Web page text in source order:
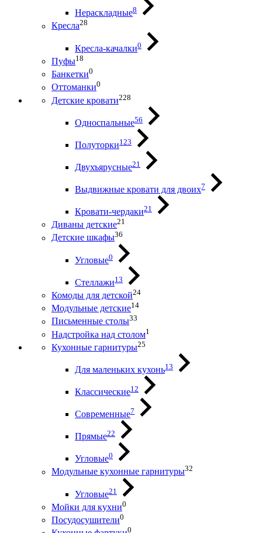
Нераскладные8
Кресла28
Кресла-качалки0
Пуфы18
Банкетки0
Оттоманки0
Детские кровати228
Односпальные56
Полуторки123
Двухъярусные21
Выдвижные кровати для двоих7
Кровати-чердаки21
Диваны детские21
Детские шкафы36
Угловые0
Стеллажи13
Комоды для детской24
Модульные детские14
Письменные столы33
Надстройка над столом1
Кухонные гарнитуры25
Для маленьких кухонь13
Классические12
Современные7
Прямые22
Угловые0
Модульные кухонные гарнитуры32
Угловые21
Мойки для кухни0
Посудосушители0
0